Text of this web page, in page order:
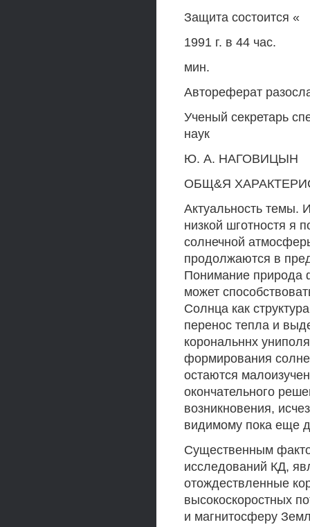
Защита состоится «
1991 г. в 44 час.
мин.
Автореферат
Ученый секретарь
наук
Ю. А. НАГОВИЦЫН
ОБЩ&Я
Актуальность темы.
низкой шготностя я
солнечной
продолжаются в
Понимание природа
может
Солнца как
перенос тепла и
корональннх
формирования
остаются
окончательного
возникновения,
видимому пока еще
Существенным
исследований КД,
отождествленные
высокоскоростных
и магнитосферу